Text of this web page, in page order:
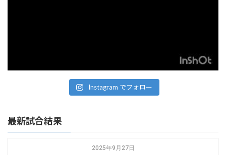
Instagram でフォロー
最新試合結果
2025年9月27日